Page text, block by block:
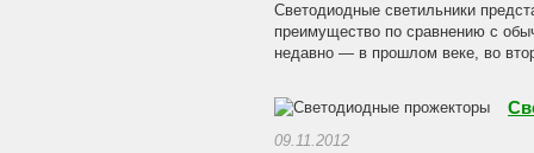
Светодиодные светильники
преимущество по сравнению с
недавно — в прошлом веке, во
09.11.2012